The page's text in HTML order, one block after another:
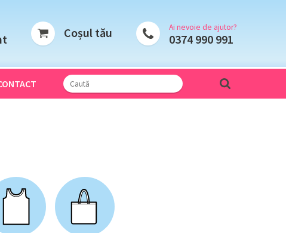
Coșul tău Ai nevoie de ajutor?
0374 990 991